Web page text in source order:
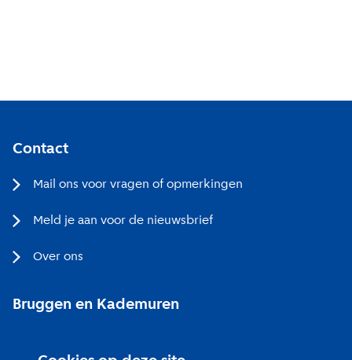
Contact
Mail ons voor vragen of opmerkingen
Meld je aan voor de nieuwsbrief
Over ons
Bruggen en Kademuren